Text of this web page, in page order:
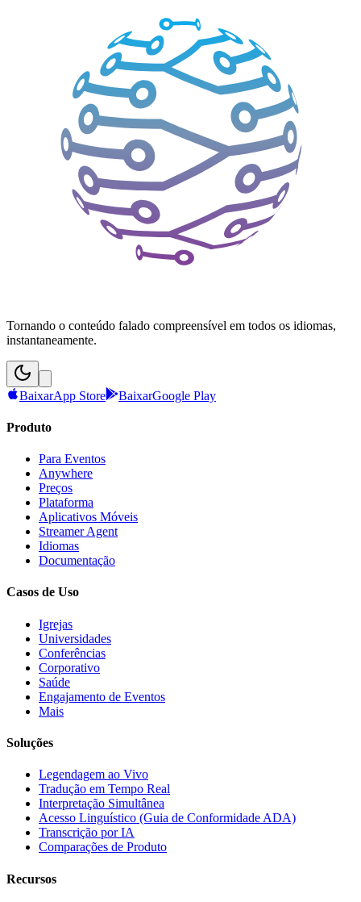
Tornando o conteúdo falado compreensível em todos os idiomas,
instantaneamente.
BaixarApp Store BaixarGoogle Play
Produto
Para Eventos
Anywhere
Preços
Plataforma
Aplicativos Móveis
Streamer Agent
Idiomas
Documentação
Casos de Uso
Igrejas
Universidades
Conferências
Corporativo
Saúde
Engajamento de Eventos
Mais
Soluções
Legendagem ao Vivo
Tradução em Tempo Real
Interpretação Simultânea
Acesso Linguístico (Guia de Conformidade ADA)
Transcrição por IA
Comparações de Produto
Recursos